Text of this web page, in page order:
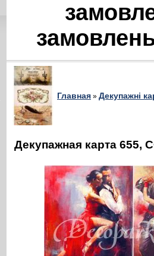
Главная » Декупажні
Декупажная карта 655,